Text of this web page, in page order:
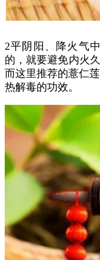
2平阴阳、降火气
的，就要避免内火
而这里推荐的薏仁
热解毒的功效。